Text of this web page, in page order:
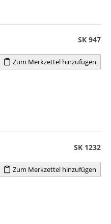
SK 947
Zum Merkzettel hinzufügen
SK 1232
Zum Merkzettel hinzufügen